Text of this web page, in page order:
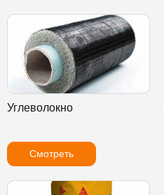
Углеволокно
Смотреть